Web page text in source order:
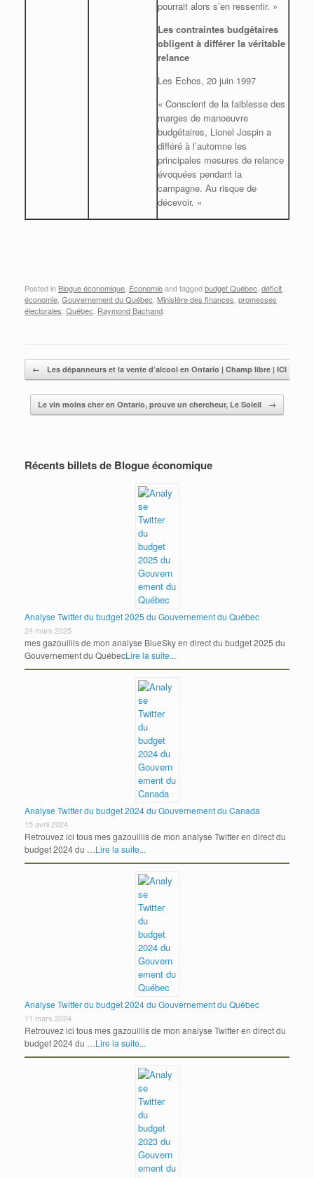
pourrait alors s’en ressentir. »
Les contraintes budgétaires
obligent à différer la véritable
relance
Les Echos, 20 juin 1997
« Conscient de la faiblesse des
marges de manoeuvre
budgétaires, Lionel Jospin a
différé à l’automne les
principales mesures de relance
évoquées pendant la
campagne. Au risque de
décevoir. »
Posted in Blogue économique Économieand taggedbudget Québec déficit
économie Gouvernement du Québec Ministère des finances promesses
électorales Québec Raymond Bachand
Post navigation
← Les dépanneurs et la vente d’alcool en Ontario | Champ libre | ICI
Le vin moins cher en Ontario, prouve un chercheur, Le Soleil →
Récents billets de Blogue économique
Analyse Twitter du budget 2025 du Gouvernement du Québec
24 mars 2025
mes gazouillis de mon analyse BlueSky en direct du budget 2025 du
Gouvernement du QuébecLire la suite...
Analyse Twitter du budget 2024 du Gouvernement du Canada
15 avril 2024
Retrouvez ici tous mes gazouillis de mon analyse Twitter en direct du
budget 2024 du …Lire la suite...
Analyse Twitter du budget 2024 du Gouvernement du Québec
11 mars 2024
Retrouvez ici tous mes gazouillis de mon analyse Twitter en direct du
budget 2024 du …Lire la suite...